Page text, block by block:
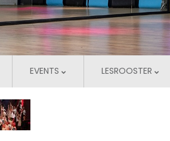
EVENTS LESROOSTER